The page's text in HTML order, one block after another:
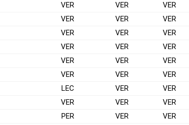
VER VER VER
VER VER VER
VER VER VER
VER VER VER
VER VER VER
VER VER VER
LEC VER VER
VER VER VER
PER VER VER